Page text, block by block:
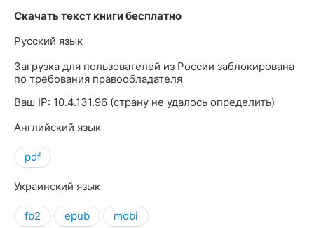
Скачать текст книги бесплатно
Русский язык
Загрузка для пользователей из России заблокирована
по требования правообладателя
Ваш IP: 10.4.131.96 (страну не удалось определить)
Английский язык
pdf
Украинский язык
fb2 epub mobi